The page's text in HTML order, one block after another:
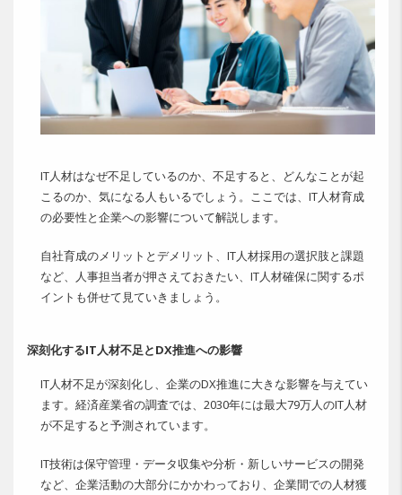
IT人材はなぜ不足しているのか、不足すると、どんなことが起
こるのか、気になる人もいるでしょう。ここでは、IT人材育成
の必要性と企業への影響について解説します。
自社育成のメリットとデメリット、IT人材採用の選択肢と課題
など、人事担当者が押さえておきたい、IT人材確保に関するポ
イントも併せて見ていきましょう。
深刻化するIT人材不足とDX推進への影響
IT人材不足が深刻化し、企業のDX推進に大きな影響を与えてい
ます。経済産業省の調査では、2030年には最大79万人のIT人材
が不足すると予測されています。
IT技術は保守管理・データ収集や分析・新しいサービスの開発
など、企業活動の大部分にかかわっており、企業間での人材獲